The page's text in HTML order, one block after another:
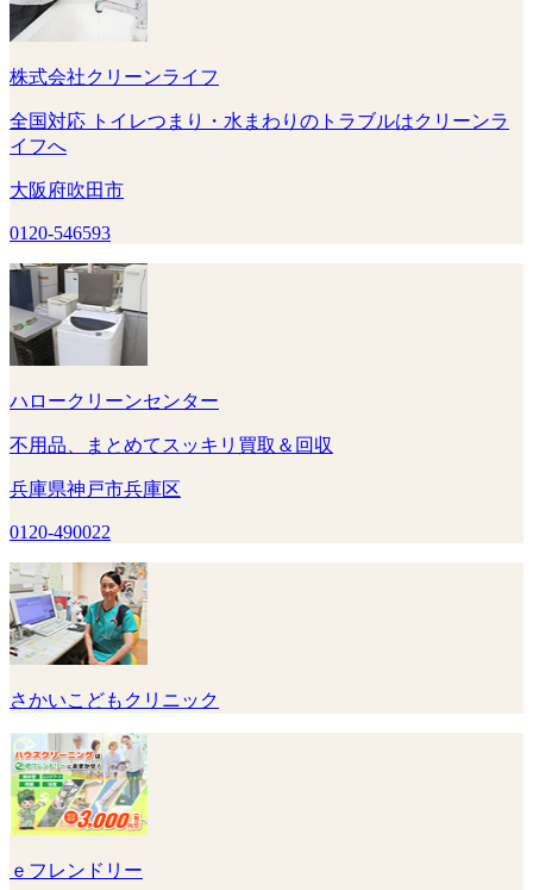
株式会社クリーンライフ
全国対応 トイレつまり・水まわりのトラブルはクリーンラ
イフへ
大阪府吹田市
0120-546593
ハロークリーンセンター
不用品、まとめてスッキリ買取＆回収
兵庫県神戸市兵庫区
0120-490022
さかいこどもクリニック
ｅフレンドリー